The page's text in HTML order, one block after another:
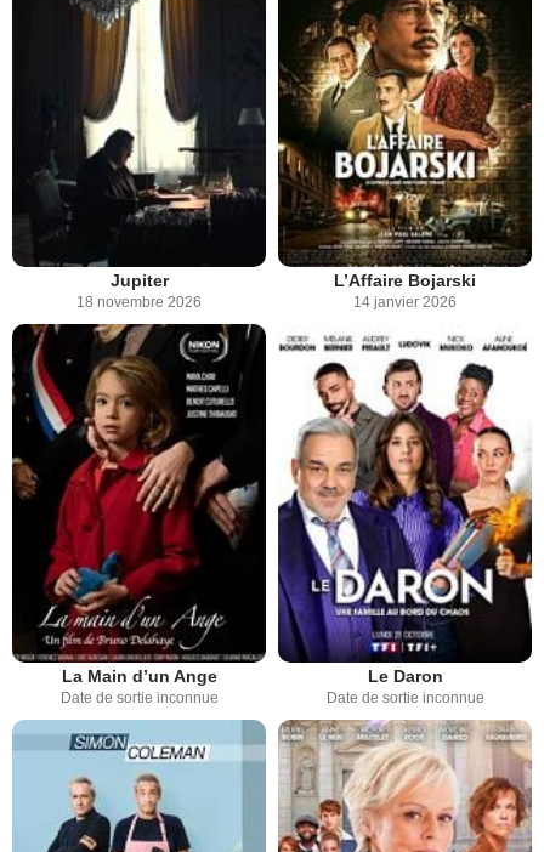
Jupiter
18 novembre 2026
L’Affaire Bojarski
14 janvier 2026
La Main d’un Ange
Date de sortie inconnue
Le Daron
Date de sortie inconnue